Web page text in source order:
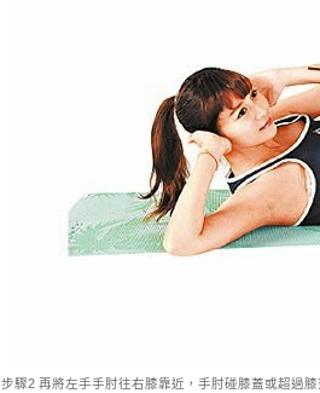
步驟2 再將左手手肘往右膝靠近，手肘碰膝蓋或超過